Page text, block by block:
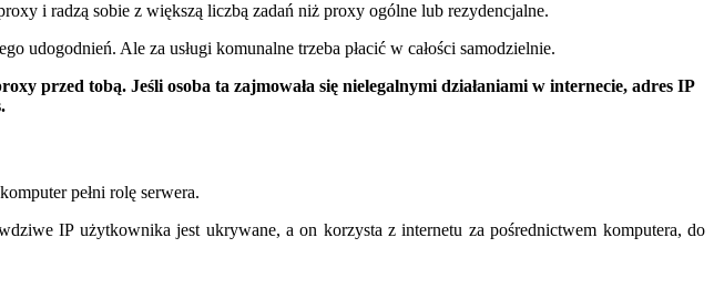
i radzą sobie z większą liczbą zadań niż proxy ogólne lub rezydencjalne.
Ale za usługi komunalne trzeba płacić w całości samodzielnie.
przed tobą. Jeśli osoba ta zajmowała się nielegalnymi działaniami w internecie, adres IP
pełni rolę serwera.
IP użytkownika jest ukrywane, a on korzysta z internetu za pośrednictwem komputera, do